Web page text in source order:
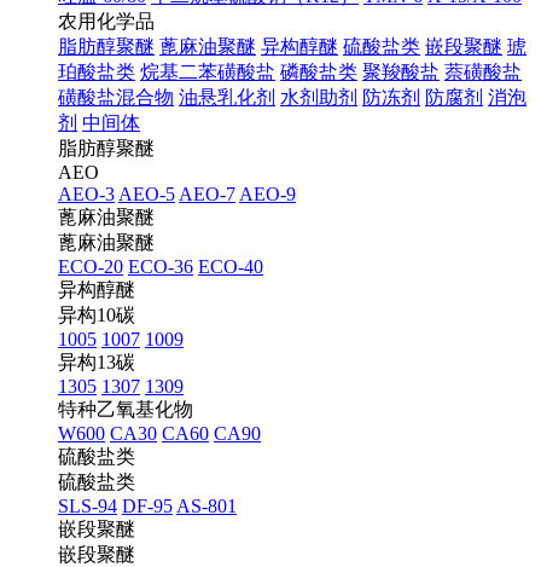
农用化学品
脂肪醇聚醚 蓖麻油聚醚 异构醇醚 硫酸盐类 嵌段聚醚 琥
珀酸盐类 烷基二苯磺酸盐 磷酸盐类 聚羧酸盐 萘磺酸盐
磺酸盐混合物 油悬乳化剂 水剂助剂 防冻剂 防腐剂 消泡
剂 中间体
脂肪醇聚醚
AEO
AEO-3 AEO-5 AEO-7 AEO-9
蓖麻油聚醚
蓖麻油聚醚
ECO-20 ECO-36 ECO-40
异构醇醚
异构10碳
1005 1007 1009
异构13碳
1305 1307 1309
特种乙氧基化物
W600 CA30 CA60 CA90
硫酸盐类
硫酸盐类
SLS-94 DF-95 AS-801
嵌段聚醚
嵌段聚醚